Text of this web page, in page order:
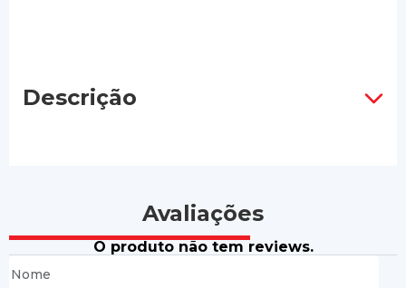
Descrição
Avaliações
O produto não tem reviews.